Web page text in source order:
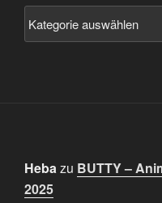
Hebazu BUTTY –
2025